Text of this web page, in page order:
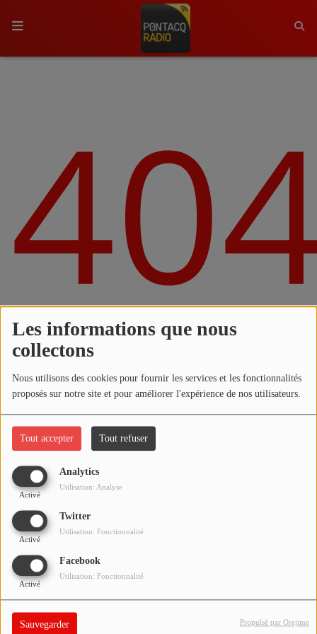
Les informations que nous
collectons
Nous utilisons des cookies pour fournir les services et les fonctionnalités
proposés sur notre site et pour améliorer l'expérience de nos utilisateurs.
Tout accepter Tout refuser
Analytics
Activé
Utilisation: Analyse
Twitter
Activé
Utilisation: Fonctionnalité
Facebook
Activé
Utilisation: Fonctionnalité
Sauvegarder Propulsé par Orejime
GRILLE DES PROGRAMMES
C'ÉTAIT QUOI CE TITRE ?
NOS PROGRAMMES COURTS
ARCHIVES - SAISONS PASSÉES
VOS ÉMISSIONS EN IMAGES
ANNONCEURS & ESPACE PRO
VOTRE PUBLICITÉ SUR PONTACQ RADIO
LOCATION DE STUDIOS
ÉDUCATION AUX MÉDIAS ET À
L'INFORMATION
EN QUOI ÇA CONSISTE ?
ÉCOUTEZ LES PRODUCTIONS
Oups, vous avez
rencontré une erreur.
Il semble que la page que vous recherchez n’existe plus.